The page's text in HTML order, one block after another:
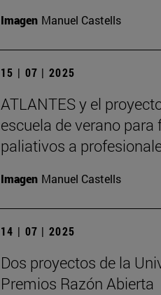
Imagen Manuel Castells
15 | 07 | 2025
ATLANTES y el
escuela de verano
paliativos a
Imagen Manuel Castells
14 | 07 | 2025
Dos proyectos de la
Premios Razón Abierta